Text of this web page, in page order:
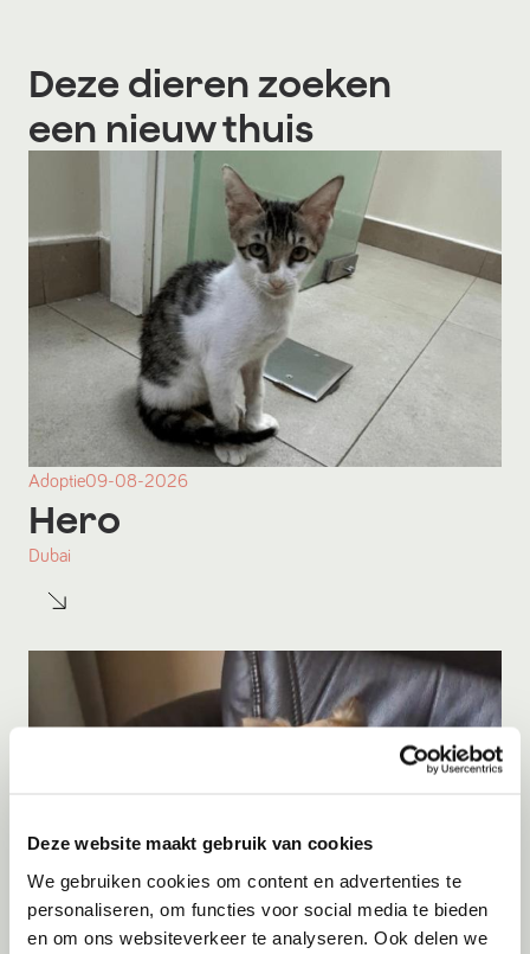
Deze website maakt gebruik van cookies
We gebruiken cookies om content en advertenties te
personaliseren, om functies voor social media te bieden
en om ons websiteverkeer te analyseren. Ook delen we
Deze dieren zoeken
een nieuw thuis
Adoptie09-08-2026
Hero
Dubai